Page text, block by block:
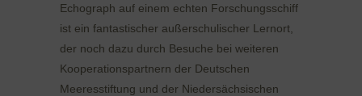
Echograph auf einem echten Forschungsschiff
ist ein fantastischer außerschulischer Lernort,
der noch dazu durch Besuche bei weiteren
Kooperationspartnern der Deutschen
Meeresstiftung und der Niedersächsischen